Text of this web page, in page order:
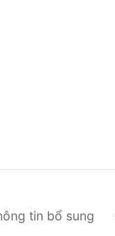
tin bổ sung